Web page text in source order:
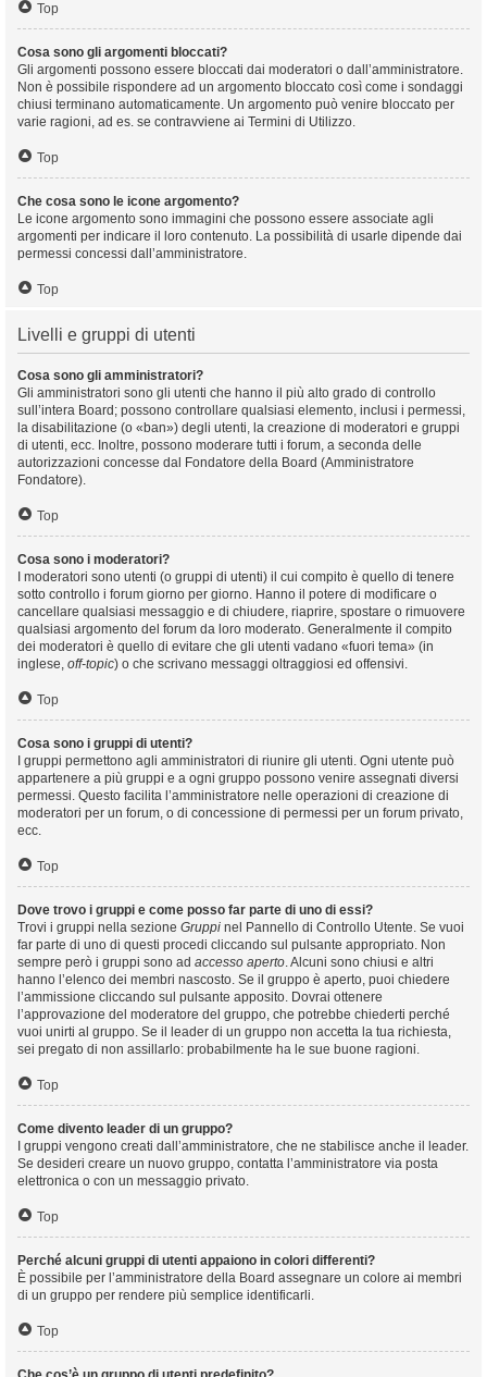
Top
Cosa sono gli argomenti bloccati?
Gli argomenti possono essere bloccati dai moderatori o dall’amministratore.
Non è possibile rispondere ad un argomento bloccato così come i sondaggi
chiusi terminano automaticamente. Un argomento può venire bloccato per
varie ragioni, ad es. se contravviene ai Termini di Utilizzo.
Top
Che cosa sono le icone argomento?
Le icone argomento sono immagini che possono essere associate agli
argomenti per indicare il loro contenuto. La possibilità di usarle dipende dai
permessi concessi dall’amministratore.
Top
Livelli e gruppi di utenti
Cosa sono gli amministratori?
Gli amministratori sono gli utenti che hanno il più alto grado di controllo
sull’intera Board; possono controllare qualsiasi elemento, inclusi i permessi,
la disabilitazione (o «ban») degli utenti, la creazione di moderatori e gruppi
di utenti, ecc. Inoltre, possono moderare tutti i forum, a seconda delle
autorizzazioni concesse dal Fondatore della Board (Amministratore
Fondatore).
Top
Cosa sono i moderatori?
I moderatori sono utenti (o gruppi di utenti) il cui compito è quello di tenere
sotto controllo i forum giorno per giorno. Hanno il potere di modificare o
cancellare qualsiasi messaggio e di chiudere, riaprire, spostare o rimuovere
qualsiasi argomento del forum da loro moderato. Generalmente il compito
dei moderatori è quello di evitare che gli utenti vadano «fuori tema» (in
inglese, off-topic) o che scrivano messaggi oltraggiosi ed offensivi.
Top
Cosa sono i gruppi di utenti?
I gruppi permettono agli amministratori di riunire gli utenti. Ogni utente può
appartenere a più gruppi e a ogni gruppo possono venire assegnati diversi
permessi. Questo facilita l’amministratore nelle operazioni di creazione di
moderatori per un forum, o di concessione di permessi per un forum privato,
ecc.
Top
Dove trovo i gruppi e come posso far parte di uno di essi?
Trovi i gruppi nella sezione Gruppi nel Pannello di Controllo Utente. Se vuoi
far parte di uno di questi procedi cliccando sul pulsante appropriato. Non
sempre però i gruppi sono ad accesso aperto. Alcuni sono chiusi e altri
hanno l’elenco dei membri nascosto. Se il gruppo è aperto, puoi chiedere
l’ammissione cliccando sul pulsante apposito. Dovrai ottenere
l’approvazione del moderatore del gruppo, che potrebbe chiederti perché
vuoi unirti al gruppo. Se il leader di un gruppo non accetta la tua richiesta,
sei pregato di non assillarlo: probabilmente ha le sue buone ragioni.
Top
Come divento leader di un gruppo?
I gruppi vengono creati dall’amministratore, che ne stabilisce anche il leader.
Se desideri creare un nuovo gruppo, contatta l’amministratore via posta
elettronica o con un messaggio privato.
Top
Perché alcuni gruppi di utenti appaiono in colori differenti?
È possibile per l’amministratore della Board assegnare un colore ai membri
di un gruppo per rendere più semplice identificarli.
Top